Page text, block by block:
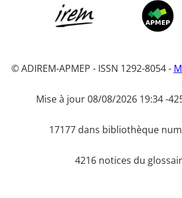
© ADIREM-APMEP - ISSN 1292-8054 -
Mise à jour 08/08/2026 19:34 -
17177 dans bibliothèque
4216 notices du